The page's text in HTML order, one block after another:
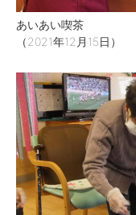
あいあい喫茶
（2021年12月15日）